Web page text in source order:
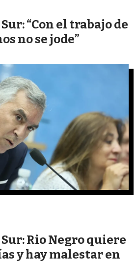
“Con el trabajo de
no se jode”
Rio Negro quiere
y hay malestar en